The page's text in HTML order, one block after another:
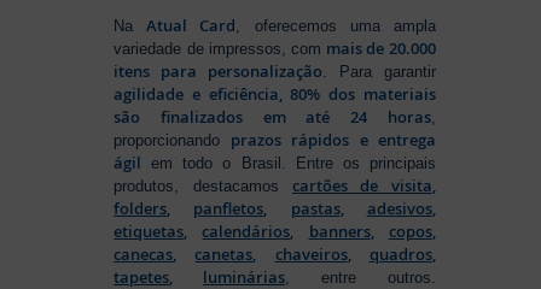
NaAtual Card , oferecemos uma ampla
variedade de impressos, com mais de 20.000
itens para personalização . Para garantir
agilidade e eficiência, 80% dos materiais
são finalizados em até 24 horas,
proporcionando prazos rápidos e entrega
ágil em todo o Brasil. Entre os principais
produtos, destacamos cartões de visita,
folders, panfletos, pastas, adesivos,
etiquetas,calendários, banners, copos,
canecas,canetas, chaveiros, quadros,
tapetes, luminárias , entre outros.